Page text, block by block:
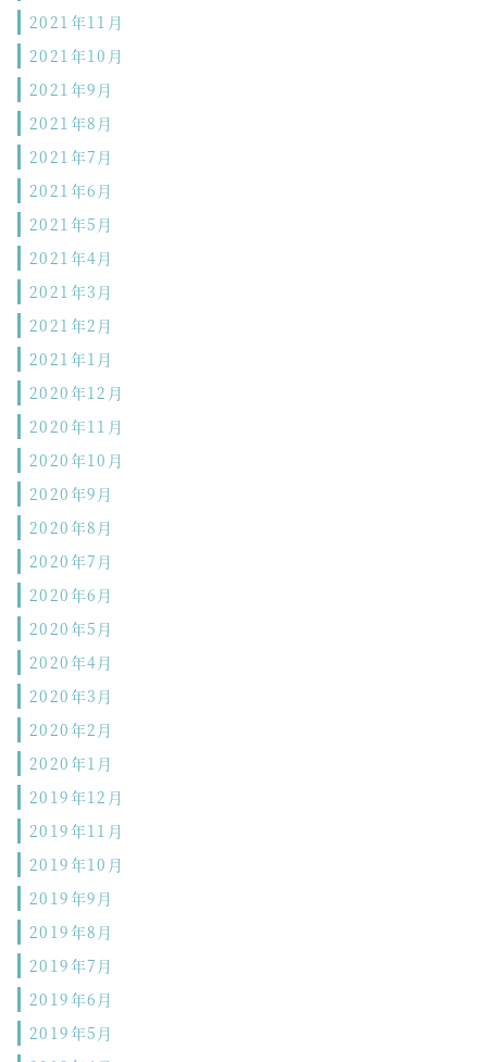
2021年11月
2021年10月
2021年9月
2021年8月
2021年7月
2021年6月
2021年5月
2021年4月
2021年3月
2021年2月
2021年1月
2020年12月
2020年11月
2020年10月
2020年9月
2020年8月
2020年7月
2020年6月
2020年5月
2020年4月
2020年3月
2020年2月
2020年1月
2019年12月
2019年11月
2019年10月
2019年9月
2019年8月
2019年7月
2019年6月
2019年5月